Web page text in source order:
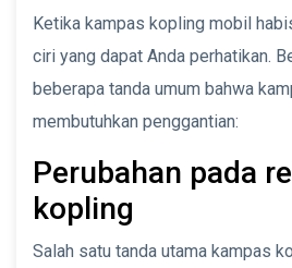
Ketika kampas kopling mobil
ciri yang dapat Anda perhatikan.
beberapa tanda umum bahwa
membutuhkan penggantian:
Perubahan pada
kopling
Salah satu tanda utama kampas